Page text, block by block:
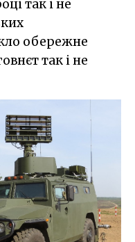
так і не
обережне
так і не